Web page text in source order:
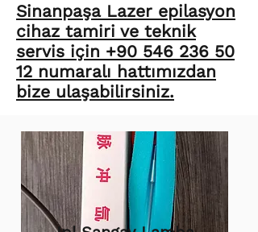
Sinanpaşa Lazer epilasyon
cihaz tamiri ve teknik
servis için +90 546 236 50
12 numaralı hattımızdan
bize ulaşabilirsiniz.